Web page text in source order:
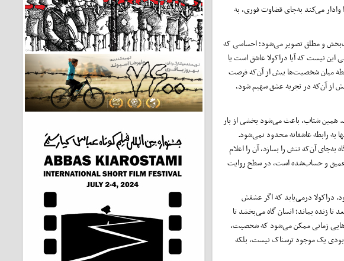
می‌کند به‌جای قضاوت فوری، به
و مطلق تصویر می‌شود؛ احساسی که
این نیست که آیا دراکولا عاشق است یا
میان شخصیت‌ها بیش از آن‌که فرصت
از آن‌که در تجربه‌ عشق سهیم شود،
همین شتاب، باعث می‌شود بخشی از بار
به رابطه عاشقانه محدود نمی‌شود.
آن‌که تنش را بسازد، آن را اعلام
عمیق و حساب‌شده است، در سطح روایت
دراکولا درمی‌یابد که اگر عشقش
زنده بماند؛ انسان گاه می‌بخشد تا
و رهایی زمانی ممکن می‌شود که شخصیت،
یک موجود ترسناک نیست، بلکه